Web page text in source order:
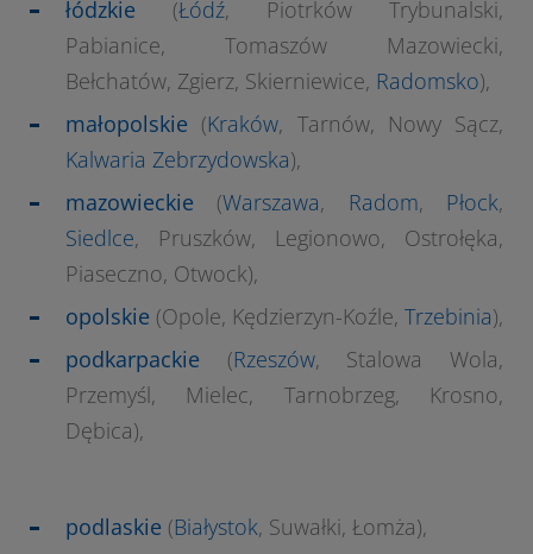
łódzkie (Łódź, Piotrków Trybunalski,
Pabianice, Tomaszów Mazowiecki,
Bełchatów, Zgierz, Skierniewice, Radomsko),
małopolskie (Kraków, Tarnów, Nowy Sącz,
Kalwaria Zebrzydowska),
mazowieckie (Warszawa, Radom, Płock,
Siedlce, Pruszków, Legionowo, Ostrołęka,
Piaseczno, Otwock),
opolskie (Opole, Kędzierzyn-Koźle, Trzebinia),
podkarpackie (Rzeszów, Stalowa Wola,
Przemyśl, Mielec, Tarnobrzeg, Krosno,
Dębica),
podlaskie (Białystok, Suwałki, Łomża),